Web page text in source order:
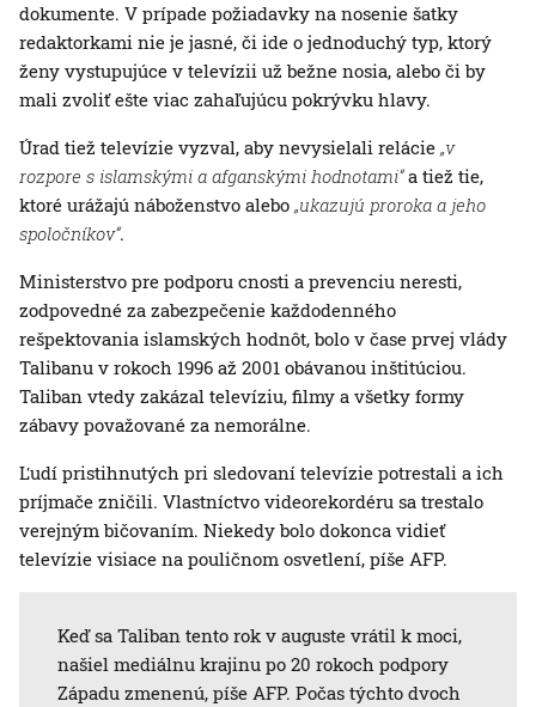
dokumente. V prípade požiadavky na nosenie šatky
redaktorkami nie je jasné, či ide o jednoduchý typ, ktorý
ženy vystupujúce v televízii už bežne nosia, alebo či by
mali zvoliť ešte viac zahaľujúcu pokrývku hlavy.
Úrad tiež televízie vyzval, aby nevysielali relácie „v
rozpore s islamskými a afganskými hodnotami“a tiež tie,
ktoré urážajú náboženstvo alebo „ukazujú proroka a jeho
spoločníkov“.
Ministerstvo pre podporu cnosti a prevenciu neresti,
zodpovedné za zabezpečenie každodenného
rešpektovania islamských hodnôt, bolo v čase prvej vlády
Talibanu v rokoch 1996 až 2001 obávanou inštitúciou.
Taliban vtedy zakázal televíziu, filmy a všetky formy
zábavy považované za nemorálne.
Ľudí pristihnutých pri sledovaní televízie potrestali a ich
príjmače zničili. Vlastníctvo videorekordéru sa trestalo
verejným bičovaním. Niekedy bolo dokonca vidieť
televízie visiace na pouličnom osvetlení, píše AFP.
Keď sa Taliban tento rok v auguste vrátil k moci,
našiel mediálnu krajinu po 20 rokoch podpory
Západu zmenenú, píše AFP. Počas týchto dvoch